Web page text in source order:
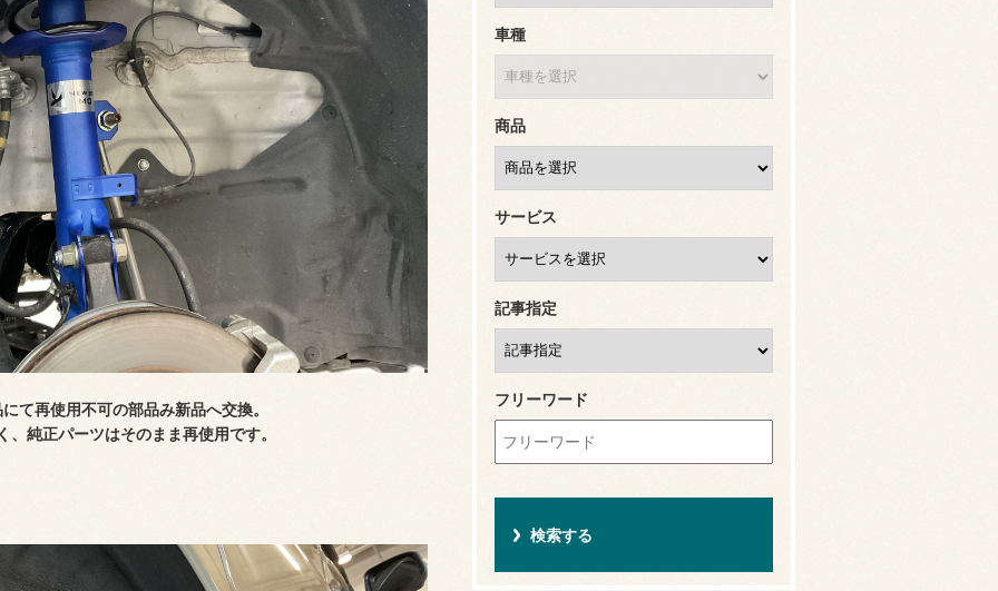
て再使用不可の部品み新品へ交換。
、純正パーツはそのまま再使用です。
車種
商品
サービス
記事指定
フリーワード